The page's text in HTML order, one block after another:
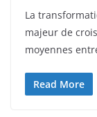
La
majeur de
moyennes
Read More